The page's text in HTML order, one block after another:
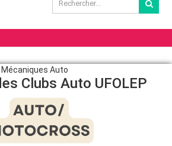
Auto
Clubs Auto UFOLEP